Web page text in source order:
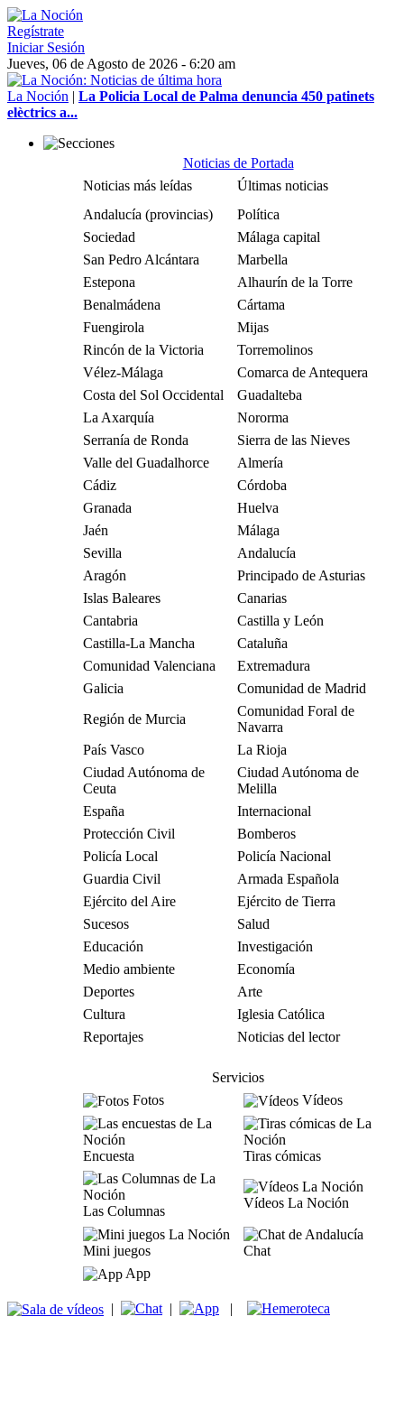
Regístrate
Iniciar Sesión
Jueves, 06 de Agosto de 2026 - 6:20 am
La Noción | La Policia Local de Palma denuncia 450 patinets
elèctrics a...
Noticias de Portada
Noticias más leídas
Últimas noticias
Andalucía (provincias)
Política
Sociedad
Málaga capital
San Pedro Alcántara
Marbella
Estepona
Alhaurín de la Torre
Benalmádena
Cártama
Fuengirola
Mijas
Rincón de la Victoria
Torremolinos
Vélez-Málaga
Comarca de Antequera
Costa del Sol Occidental
Guadalteba
La Axarquía
Nororma
Serranía de Ronda
Sierra de las Nieves
Valle del Guadalhorce
Almería
Cádiz
Córdoba
Granada
Huelva
Jaén
Málaga
Sevilla
Andalucía
Aragón
Principado de Asturias
Islas Baleares
Canarias
Cantabria
Castilla y León
Castilla-La Mancha
Cataluña
Comunidad Valenciana
Extremadura
Galicia
Comunidad de Madrid
Región de Murcia
Comunidad Foral de
Navarra
País Vasco
La Rioja
Ciudad Autónoma de
Ceuta
Ciudad Autónoma de
Melilla
España
Internacional
Protección Civil
Bomberos
Policía Local
Policía Nacional
Guardia Civil
Armada Española
Ejército del Aire
Ejército de Tierra
Sucesos
Salud
Educación
Investigación
Medio ambiente
Economía
Deportes
Arte
Cultura
Iglesia Católica
Reportajes
Noticias del lector
Servicios
Fotos
Vídeos
Encuesta Tiras cómicas
Las Columnas
Vídeos La Noción
Mini juegos
Chat
App
| | |